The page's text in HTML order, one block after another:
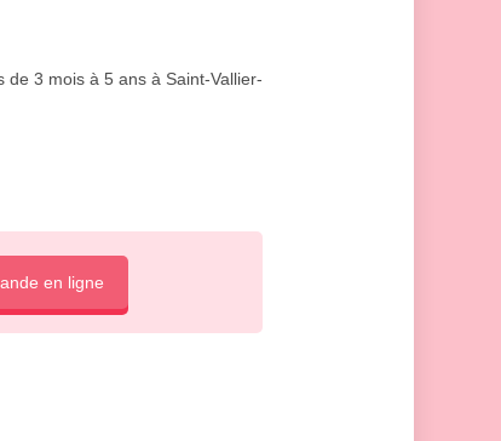
3 mois à 5 ans à Saint-Vallier-
en ligne